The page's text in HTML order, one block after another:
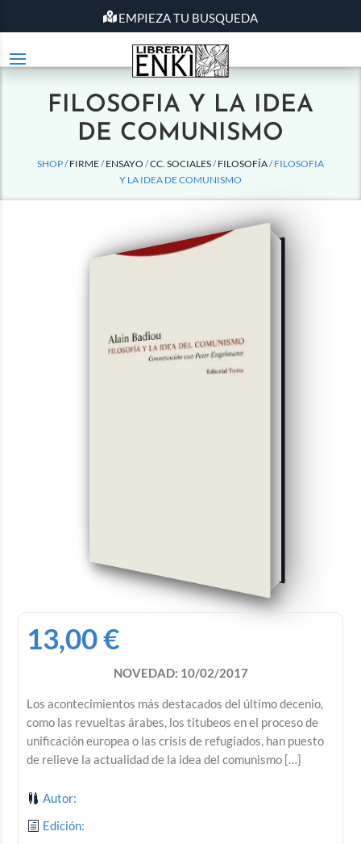
EMPIEZA TU BUSQUEDA
FILOSOFIA Y LA IDEA
DE COMUNISMO
SHOP /FIRME/ENSAYO /CC. SOCIALES/FILOSOFÍA/ FILOSOFIA
Y LA IDEA DE COMUNISMO
13,00€
NOVEDAD: 10/02/2017
Los acontecimientos más destacados del último decenio,
como las revueltas árabes, los titubeos en el proceso de
unificación europea o las crisis de refugiados, han puesto
de relieve la actualidad de la idea del comunismo […]
Autor:
Edición: